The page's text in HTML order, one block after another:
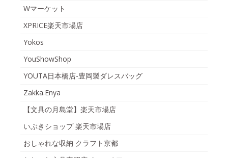
Wマーケット
XPRICE楽天市場店
Yokos
YouShowShop
YOUTA日本橋店-豊岡製ダレスバッグ
Zakka.Enya
【文具の月島堂】楽天市場店
いぶきショップ 楽天市場店
おしゃれな収納 クラフト京都